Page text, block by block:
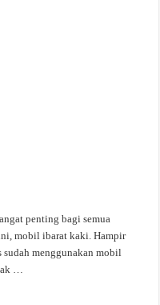
penting bagi semua
mobil ibarat kaki. Hampir
sudah menggunakan mobil
…